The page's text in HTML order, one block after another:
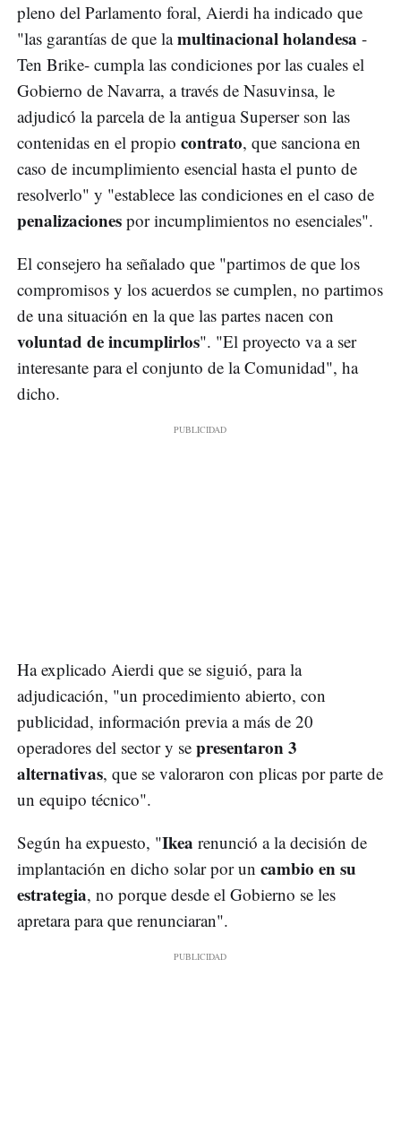
pleno del Parlamento foral, Aierdi ha indicado que
"las garantías de que lamultinacional holandesa -
Ten Brike- cumpla las condiciones por las cuales el
Gobierno de Navarra, a través de Nasuvinsa, le
adjudicó la parcela de la antigua Superser son las
contenidas en el propio contrato, que sanciona en
caso de incumplimiento esencial hasta el punto de
resolverlo" y "establece las condiciones en el caso de
penalizaciones por incumplimientos no esenciales".
El consejero ha señalado que "partimos de que los
compromisos y los acuerdos se cumplen, no partimos
de una situación en la que las partes nacen con
voluntad de incumplirlos". "El proyecto va a ser
interesante para el conjunto de la Comunidad", ha
dicho.
Ha explicado Aierdi que se siguió, para la
adjudicación, "un procedimiento abierto, con
publicidad, información previa a más de 20
operadores del sector y se presentaron 3
alternativas, que se valoraron con plicas por parte de
un equipo técnico".
Según ha expuesto, "Ikea renunció a la decisión de
implantación en dicho solar por un cambio en su
estrategia, no porque desde el Gobierno se les
apretara para que renunciaran".